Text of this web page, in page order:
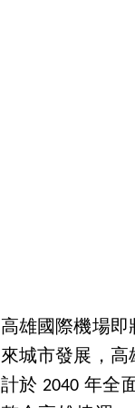
高雄國際機場
來城市發展，高
計於 2040 年全